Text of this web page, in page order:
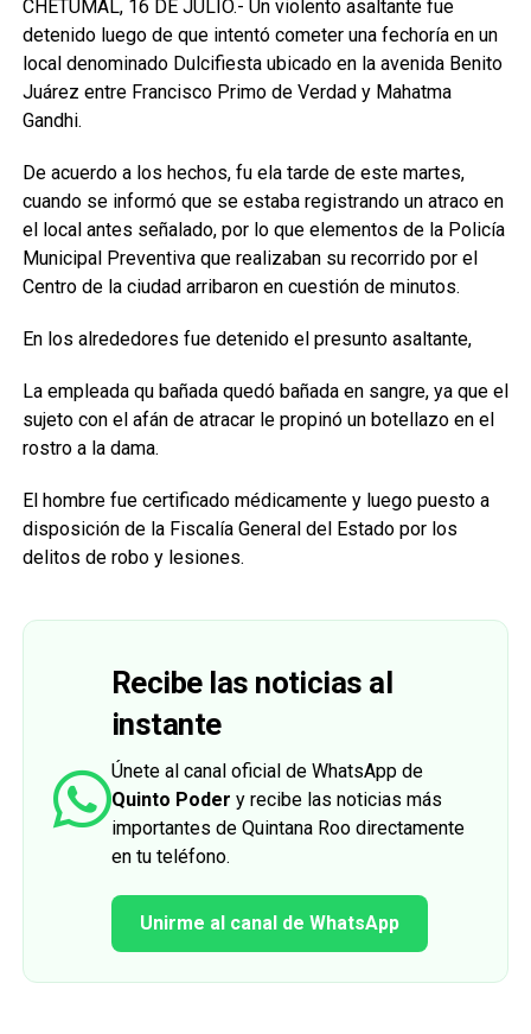
CHETUMAL, 16 DE JULIO.- Un violento asaltante fue
detenido luego de que intentó cometer una fechoría en un
local denominado Dulcifiesta ubicado en la avenida Benito
Juárez entre Francisco Primo de Verdad y Mahatma
Gandhi.
De acuerdo a los hechos, fu ela tarde de este martes,
cuando se informó que se estaba registrando un atraco en
el local antes señalado, por lo que elementos de la Policía
Municipal Preventiva que realizaban su recorrido por el
Centro de la ciudad arribaron en cuestión de minutos.
En los alrededores fue detenido el presunto asaltante,
La empleada qu bañada quedó bañada en sangre, ya que el
sujeto con el afán de atracar le propinó un botellazo en el
rostro a la dama.
El hombre fue certificado médicamente y luego puesto a
disposición de la Fiscalía General del Estado por los
delitos de robo y lesiones.
Recibe las noticias al
instante
Únete al canal oficial de WhatsApp de
Quinto Poder y recibe las noticias más
importantes de Quintana Roo directamente
en tu teléfono.
Unirme al canal de WhatsApp